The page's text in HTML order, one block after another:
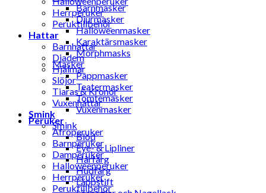
Herrperuker
Peruktillbehör
Hattar
Barnhattar
Diadem
Hjälmar
Slöjor
Tiaras & Kronor
Vuxenhattar
Smink
Smink
Blod
Eye- & Lipliner
Hårfärg
Hudfärg
Läppstift
Barnmasker
Djurmasker
Halloweenmasker
Karaktärsmasker
Morphmasks
Masker
Pappmasker
Teatermasker
Tomtemasker
Vuxenmasker
Peruker
Afroperuker
Barnperuker
Damperuker
Halloweenperuker
Herrperuker
Peruktillbehör